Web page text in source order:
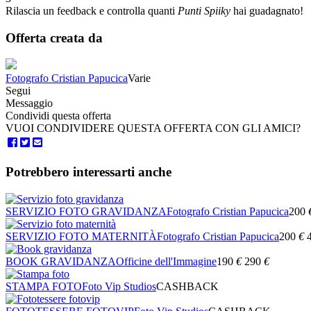
Rilascia un feedback e controlla quanti Punti Spiiky hai guadagnato!
Offerta creata da
Fotografo Cristian PapucicaVarie
Segui
Messaggio
Condividi questa offerta
VUOI CONDIVIDERE QUESTA OFFERTA CON GLI AMICI?
Potrebbero interessarti anche
SERVIZIO FOTO GRAVIDANZAFotografo Cristian Papucica200
SERVIZIO FOTO MATERNITÀFotografo Cristian Papucica200 €
BOOK GRAVIDANZAOfficine dell'Immagine190 € 290 €
STAMPA FOTOFoto Vip StudiosCASHBACK